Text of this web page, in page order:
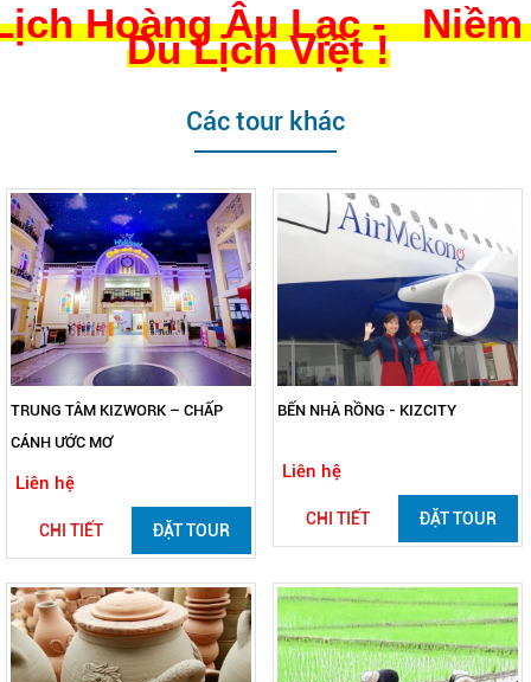
Hoàng Âu Lạc - Niềm
Du Lịch Việt !
Các tour khác
TRUNG TÂM KIZWORK – CHẤP
CÁNH ƯỚC MƠ
Liên hệ
CHI TIẾT ĐẶT TOUR
BẾN NHÀ RỒNG - KIZCITY
Liên hệ
CHI TIẾT ĐẶT TOUR